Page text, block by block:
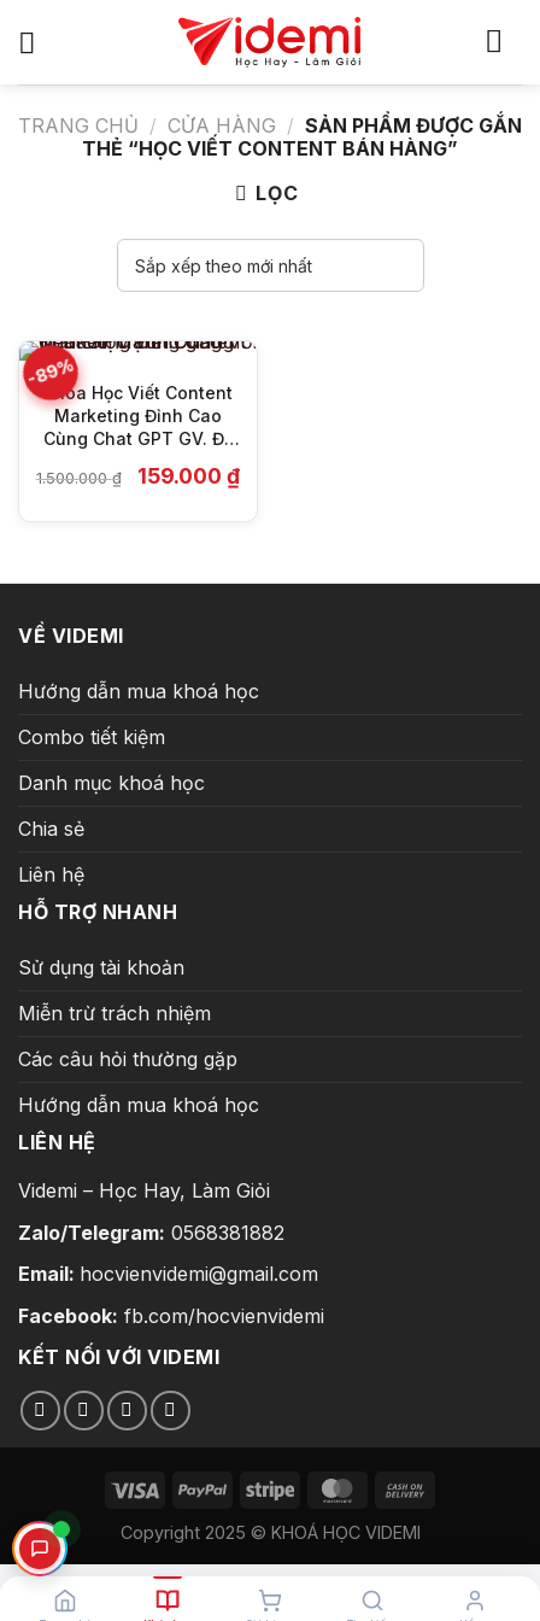
TRANG CHỦ / CỬA HÀNG / SẢN PHẨM ĐƯỢC GẮN
THẺ “HỌC VIẾT CONTENT BÁN HÀNG”
LỌC
-89%
Khóa Học Viết Content
Marketing Đỉnh Cao
Cùng Chat GPT GV. Đỗ
1.500.000₫ Giá
gốc
159.000₫Giá
VỀ VIDEMI
Hướng dẫn mua khoá học
Combo tiết kiệm
Danh mục khoá học
Chia sẻ
Liên hệ
HỖ TRỢ NHANH
Sử dụng tài khoản
Miễn trừ trách nhiệm
Các câu hỏi thường gặp
Hướng dẫn mua khoá học
LIÊN HỆ
Videmi – Học Hay, Làm Giỏi
Zalo/Telegram: 0568381882
Email: hocvienvidemi@gmail.com
Facebook: fb.com/hocvienvidemi
KẾT NỐI VỚI VIDEMI
Copyright 2025 © KHOÁ HỌC VIDEMI